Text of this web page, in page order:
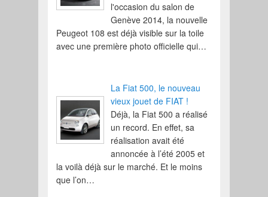
l'occasion du salon de
Genève 2014, la nouvelle
Peugeot 108 est déjà visible sur la toile
avec une première photo officielle qui…
La Fiat 500, le nouveau
vieux jouet de FIAT !
Déjà, la Fiat 500 a réalisé
un record. En effet, sa
réalisation avait été
annoncée à l’été 2005 et
la voilà déjà sur le marché. Et le moins
que l’on…